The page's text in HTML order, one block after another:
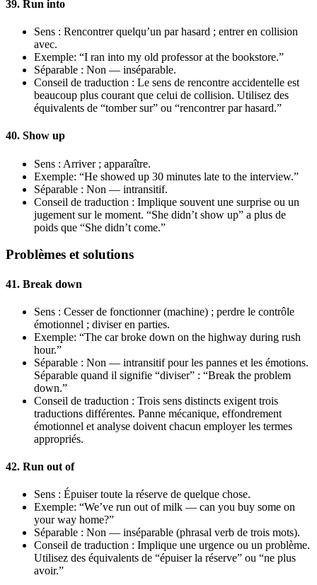
39. Run into
Sens : Rencontrer quelqu’un par hasard ; entrer en collision
avec.
Exemple: “I ran into my old professor at the bookstore.”
Séparable : Non — inséparable.
Conseil de traduction : Le sens de rencontre accidentelle est
beaucoup plus courant que celui de collision. Utilisez des
équivalents de “tomber sur” ou “rencontrer par hasard.”
40. Show up
Sens : Arriver ; apparaître.
Exemple: “He showed up 30 minutes late to the interview.”
Séparable : Non — intransitif.
Conseil de traduction : Implique souvent une surprise ou un
jugement sur le moment. “She didn’t show up” a plus de
poids que “She didn’t come.”
Problèmes et solutions
41. Break down
Sens : Cesser de fonctionner (machine) ; perdre le contrôle
émotionnel ; diviser en parties.
Exemple: “The car broke down on the highway during rush
hour.”
Séparable : Non — intransitif pour les pannes et les émotions.
Séparable quand il signifie “diviser” : “Break the problem
down.”
Conseil de traduction : Trois sens distincts exigent trois
traductions différentes. Panne mécanique, effondrement
émotionnel et analyse doivent chacun employer les termes
appropriés.
42. Run out of
Sens : Épuiser toute la réserve de quelque chose.
Exemple: “We’ve run out of milk — can you buy some on
your way home?”
Séparable : Non — inséparable (phrasal verb de trois mots).
Conseil de traduction : Implique une urgence ou un problème.
Utilisez des équivalents de “épuiser la réserve” ou “ne plus
avoir.”